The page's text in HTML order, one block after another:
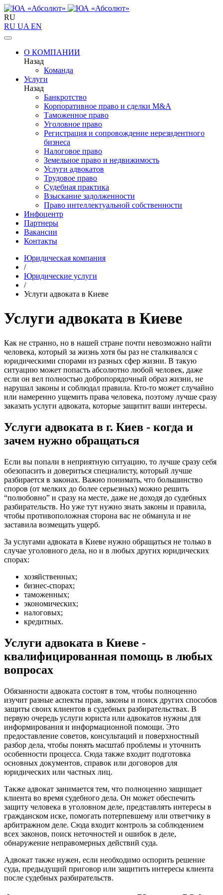
RU
RU UA EN
О КОМПАНИИ
Назад
Команда
Услуги
Назад
Банкротство
Корпоративное право и сделки M&A
Таможенное право
Уголовное право
Регистрация и сопровождение нерезидентного
бизнеса
Налоговое право
Земельное право и недвижимость
Услуги адвокатов
Трудовое право
Судебная практика
Взыскание задолженности
Право интеллектуальной собственности
Инфоцентр
Партнеры
Вакансии
Контакты
Юридическая компания
/
Юридические услуги
/
Услуги адвоката в Киеве
Услуги адвоката в Киеве
Как не странно, но в нашей стране почти невозможно найти
человека, который за жизнь хотя бы раз не сталкивался с
юридическими спорами из разных сфер жизни. В такую
ситуацию может попасть абсолютно любой человек, даже
если он вел полностью добропорядочный образ жизни, не
нарушал законы и соблюдал правила. Кто-то может случайно
или намеренно ущемить права человека, поэтому лучше сразу
заказать услуги адвоката, которые защитит ваши интересы.
Услуги адвоката в г. Киев - когда и
зачем нужно обращаться
Если вы попали в неприятную ситуацию, то лучше сразу себя
обезопасить и довериться специалисту, который лучше
разбирается в законах. Важно понимать, что большинство
споров (от мелких до более серьезных) можно решить
“полюбовно” и сразу на месте, даже не доходя до судебных
разбирательств. Но уже тут нужно знать законы и правила,
чтобы противоположная сторона вас не обманула и не
заставила возмещать ущерб.
За услугами адвоката в Киеве нужно обращаться не только в
случае уголовного дела, но и в любых других юридических
спорах:
хозяйственных;
бизнес-спорах;
таможенных;
экономических;
налоговых;
кредитных.
Услуги адвоката в Киеве -
квалифицированная помощь в любых
вопросах
Обязанности адвоката состоят в том, чтобы полноценно
изучит разные аспекты прав, законы и поиск других способов
защиты своих клиентов в судебных разбирательствах. В
первую очередь услуги юриста или адвокатов нужны для
информирования и информационной помощи. Это
предоставление советов, консультаций и поверхностный
разбор дела, чтобы понять масштаб проблемы и уточнить
особенности процесса. Сюда также входит подготовка
основных документов, справок или договоров для
юридических или частных лиц.
Также адвокат занимается тем, что полноценно защищает
клиента во время судебного дела. Он может обеспечить
защиту человека в уголовном деле, представлять интересы в
гражданском иске, помогать потерпевшему или ответчику в
арбитражном деле. Сюда входит контроль за соблюдением
всех законов, поиск неточностей и ошибок в деле,
обнаружение неправомерных действий суда.
Адвокат также нужен, если необходимо оспорить решение
суда, предыдущий приговор или защитить интересы клиента
после судебных разбирательств.